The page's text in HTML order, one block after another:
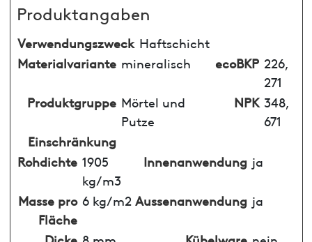
Produktangaben
Verwendungszweck Haftschicht
Materialvariante mineralisch ecoBKP 226,
271
Produktgruppe Mörtel und
Putze
NPK 348,
671
Einschränkung
Rohdichte 1905
kg/m3
Innenanwendung ja
Masse pro
Fläche
6 kg/m2 Aussenanwendung ja